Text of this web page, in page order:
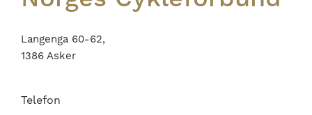
Langenga 60-62,
1386 Asker
Telefon